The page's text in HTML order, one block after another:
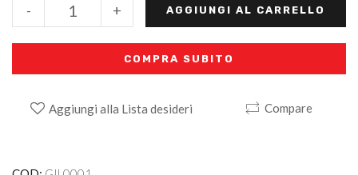
+
- AGGIUNGI AL CARRELLO
COMPRA SUBITO
Aggiungi alla Lista desideri Compare